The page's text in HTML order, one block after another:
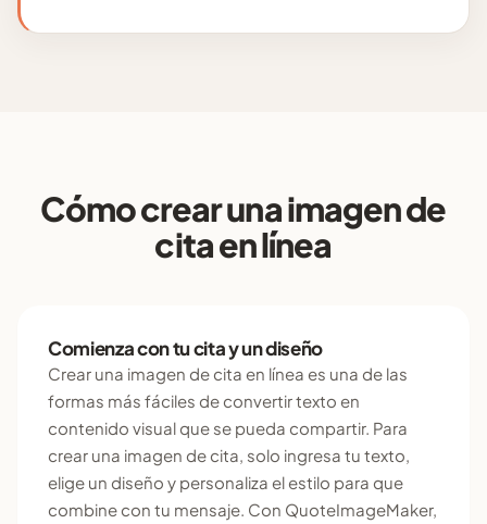
Cómo crear una imagen de
cita en línea
Comienza con tu cita y un diseño
Crear una imagen de cita en línea es una de las
formas más fáciles de convertir texto en
contenido visual que se pueda compartir. Para
crear una imagen de cita, solo ingresa tu texto,
elige un diseño y personaliza el estilo para que
combine con tu mensaje. Con QuoteImageMaker,